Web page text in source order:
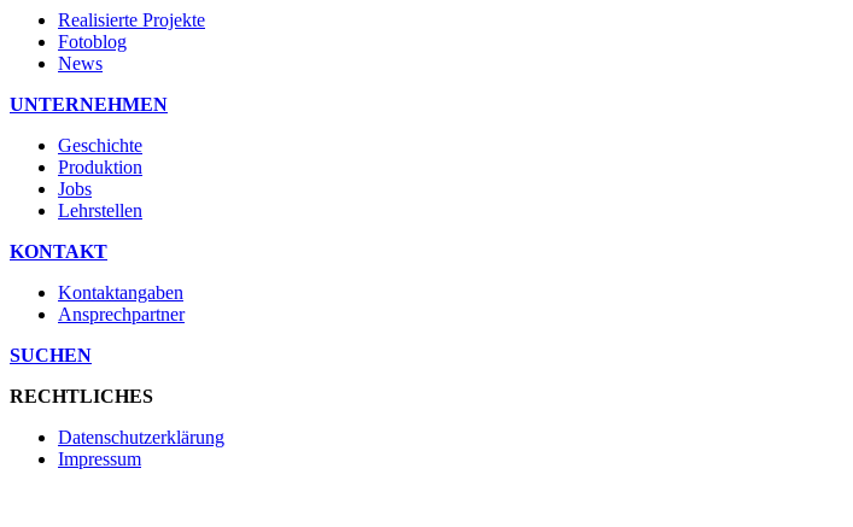
Realisierte Projekte
Fotoblog
News
UNTERNEHMEN
Geschichte
Produktion
Jobs
Lehrstellen
KONTAKT
Kontaktangaben
Ansprechpartner
SUCHEN
RECHTLICHES
Datenschutzerklärung
Impressum